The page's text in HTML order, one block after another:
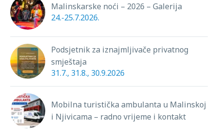
Malinskarske noći – 2026 – Galerija
24.-25.7.2026.
Podsjetnik za iznajmljivače privatnog
smještaja
31.7., 31.8., 30.9.2026
Mobilna turistička ambulanta u Malinskoj
i Njivicama – radno vrijeme i kontakt